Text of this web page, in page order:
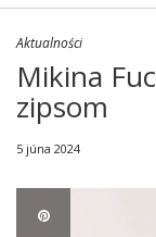
Aktualności
Mikina
zipsom
5 júna 2024